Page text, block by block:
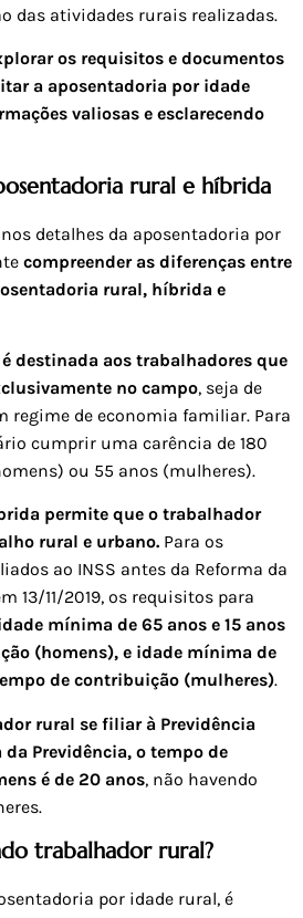
das atividades rurais realizadas.
os requisitos e documentos
a aposentadoria por idade
valiosas e esclarecendo
rural e híbrida
detalhes da aposentadoria por
compreender as diferenças entre
rural, híbrida e
destinada aos trabalhadores que
no campo, seja de
regime de economia familiar. Para
cumprir uma carência de 180
ou 55 anos (mulheres).
permite que o trabalhador
rural e urbano. Para os
ao INSS antes da Reforma da
13/11/2019, os requisitos para
mínima de 65 anos e 15 anos
(homens), e idade mínima de
de contribuição (mulheres).
rural se filiar à Previdência
da Previdência, o tempo de
é de 20 anos, não havendo
trabalhador rural?
por idade rural, é